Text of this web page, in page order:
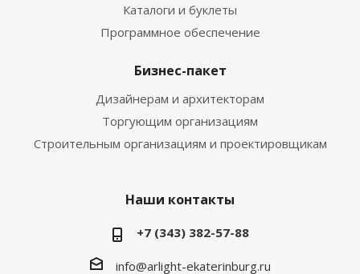
Каталоги и буклеты
Программное обеспечение
Бизнес-пакет
Дизайнерам и архитекторам
Торгующим организациям
Строительным организациям и проектировщикам
Наши контакты
+7 (343) 382-57-88
info@arlight-ekaterinburg.ru